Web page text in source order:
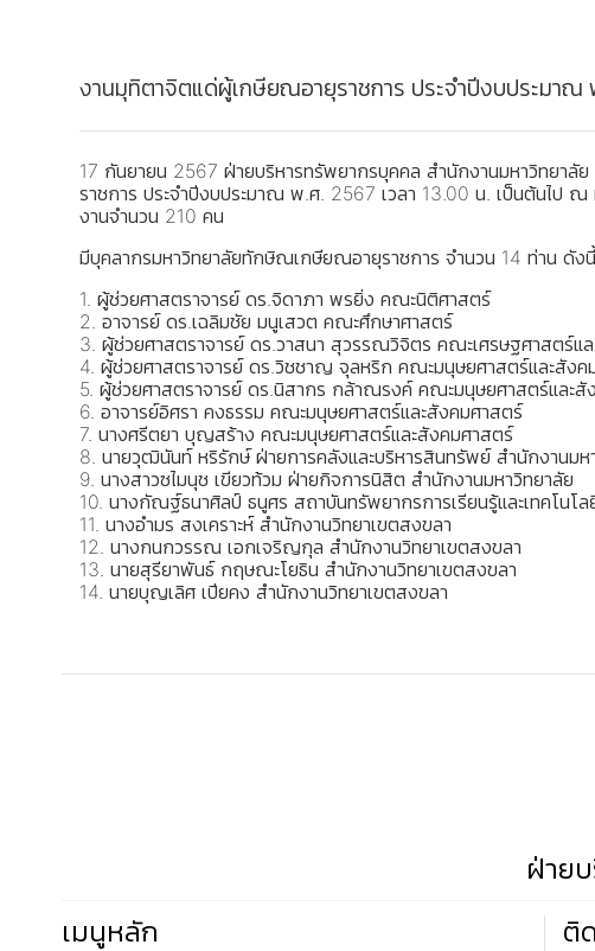
งานมุทิตาจิตแด่ผู้เกษียณอายุราชการ ประจำปีงบประม
17 กันยายน 2567 ฝ่ายบริหารทรัพยากรบุคคล สำนักงานมหาวิทยา
ราชการ ประจำปีงบประมาณ พ.ศ. 2567 เวลา 13.00 น. เป็นต้นไป
งานจำนวน 210 คน
มีบุคลากรมหาวิทยาลัยทักษิณเกษียณอายุราชการ จำนวน 14 ท่าน ดังนี้
1. ผู้ช่วยศาสตราจารย์ ดร.จิดาภา พรยิ่ง คณะนิติศาสตร์
2. อาจารย์ ดร.เฉลิมชัย มนูเสวต คณะศึกษาศาสตร์
3. ผู้ช่วยศาสตราจารย์ ดร.วาสนา สุวรรณวิจิตร คณะเศรษฐศาสตร์แล
4. ผู้ช่วยศาสตราจารย์ ดร.วิชชาญ จุลหริก คณะมนุษยศาสตร์และสังค
5. ผู้ช่วยศาสตราจารย์ ดร.นิสากร กล้าณรงค์ คณะมนุษยศาสตร์และสั
6. อาจารย์อิศรา คงธรรม คณะมนุษยศาสตร์และสังคมศาสตร์
7. นางศรีตยา บุญสร้าง คณะมนุษยศาสตร์และสังคมศาสตร์
8. นายวุฒินันท์ หริรักษ์ ฝ่ายการคลังและบริหารสินทรัพย์ สำนักงานมห
9. นางสาวซไมนุช เขียวท้วม ฝ่ายกิจการนิสิต สำนักงานมหาวิทยาลัย
10. นางกัณฐ์ธนาศิลป์ ธนูศร สถาบันทรัพยากรการเรียนรู้และเทคโนโ
11. นางอำมร สงเคราะห์ สำนักงานวิทยาเขตสงขลา
12. นางกนกวรรณ เอกเจริญกุล สำนักงานวิทยาเขตสงขลา
13. นายสุรียาพันธ์ กฤษณะโยธิน สำนักงานวิทยาเขตสงขลา
14. นายบุญเลิศ เปียคง สำนักงานวิทยาเขตสงขลา
ฝ่าย
เมนูหลัก
ติ